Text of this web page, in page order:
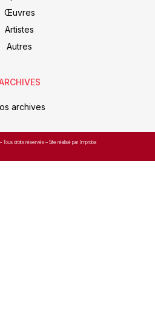
Œuvres
Artistes
Autres
archives
– Tous droits réservés – Site réalisé par Improba